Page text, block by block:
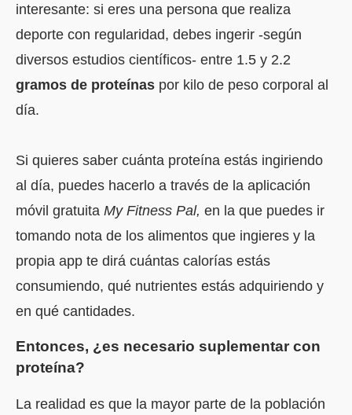
interesante: si eres una persona que realiza
deporte con regularidad, debes ingerir -según
diversos estudios científicos- entre 1.5 y 2.2
gramos de proteínas por kilo de peso corporal al
día.
Si quieres saber cuánta proteína estás ingiriendo
al día, puedes hacerlo a través de la aplicación
móvil gratuita My Fitness Pal, en la que puedes ir
tomando nota de los alimentos que ingieres y la
propia app te dirá cuántas calorías estás
consumiendo, qué nutrientes estás adquiriendo y
en qué cantidades.
Entonces, ¿es necesario suplementar con
proteína?
La realidad es que la mayor parte de la población